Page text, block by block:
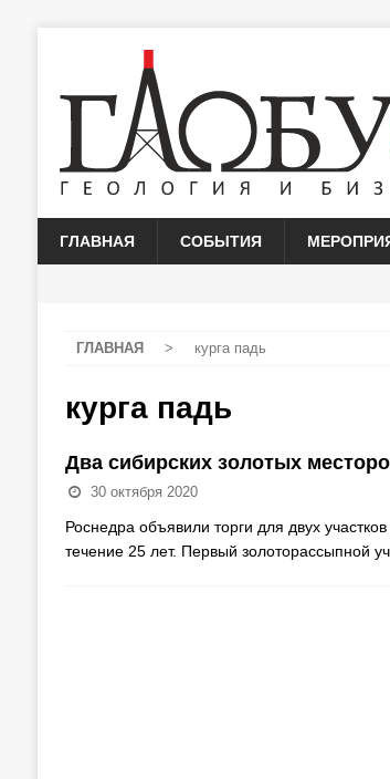
ГЛАВНАЯ СОБЫТИЯ
ГЛАВНАЯ > курга падь
курга падь
Два сибирских золотых
30 октября 2020
Роснедра объявили торги для двух
течение 25 лет. Первый золоторассыпной